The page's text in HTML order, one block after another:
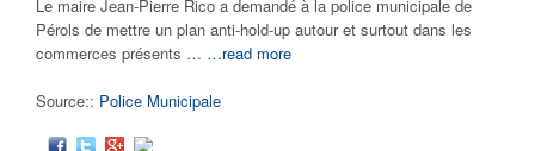
Le maire Jean-Pierre Rico a demandé à la police municipale de
Pérols de mettre un plan anti-hold-up autour et surtout dans les
commerces présents … …read more
Source:: Police Municipale